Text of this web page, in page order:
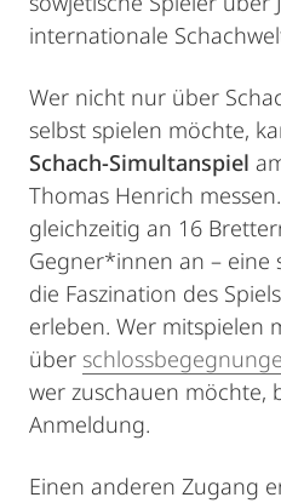
internationale
Wer nicht nur über
selbst spielen möchte,
Schach-Simultanspiel
Thomas Henrich
gleichzeitig an 16
Gegner*innen an – eine
die Faszination des
erleben. Wer mitspielen
über
wer zuschauen möchte,
Anmeldung.
Einen anderen Zugang